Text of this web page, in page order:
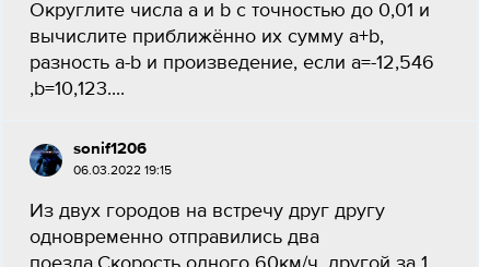
Округлите числа а и b с точностью до 0,01 и
вычислите приближённо их сумму a+b,
разность a-b и произведение, если a=-12,546
,b=10,123....
sonif1206
06.03.2022 19:15
Из двух городов на встречу друг другу
одновременно отправились два